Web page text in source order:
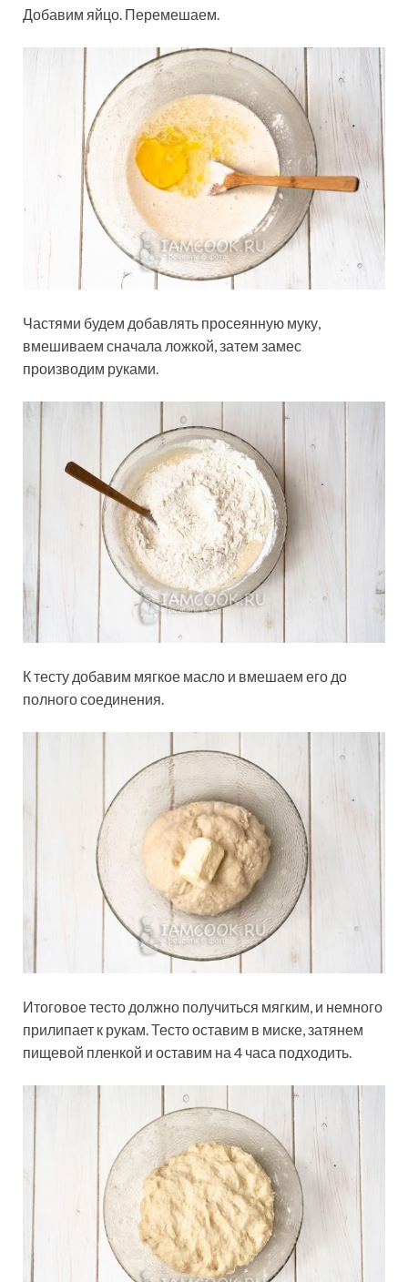
Добавим яйцо. Перемешаем.
Частями будем добавлять просеянную муку,
вмешиваем сначала ложкой, затем замес
производим руками.
К тесту добавим мягкое масло и вмешаем его до
полного соединения.
Итоговое тесто должно получиться мягким, и немного
прилипает к рукам. Тесто оставим в миске, затянем
пищевой пленкой и оставим на 4 часа подходить.